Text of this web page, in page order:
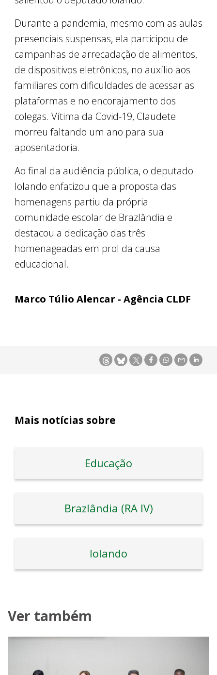
Durante a pandemia, mesmo com as aulas
presenciais suspensas, ela participou de
campanhas de arrecadação de alimentos,
de dispositivos eletrônicos, no auxílio aos
familiares com dificuldades de acessar as
plataformas e no encorajamento dos
colegas. Vítima da Covid-19, Claudete
morreu faltando um ano para sua
aposentadoria.
Ao final da audiência pública, o deputado
Iolando enfatizou que a proposta das
homenagens partiu da própria
comunidade escolar de Brazlândia e
destacou a dedicação das três
homenageadas em prol da causa
educacional.
Marco Túlio Alencar - Agência CLDF
Mais notícias sobre
Educação
Brazlândia (RA IV)
Iolando
Ver também